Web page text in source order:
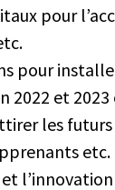
pour
pour
2022 et
les
etc.